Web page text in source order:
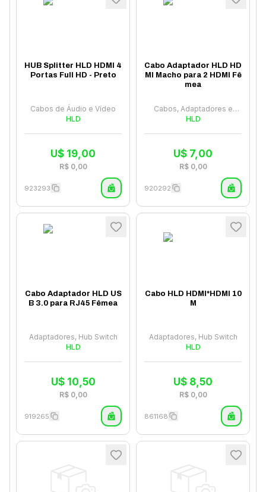
HUB Splitter HLD HDMI 4
Portas Full HD - Preto
Cabos de Áudio e Vídeo
HLD
U$ 19,00
R$ 0,00
923293
Cabo Adaptador HLD HD
MI Macho para 2 HDMI Fê
mea
Cabos, Adaptadores e
Hubs
HLD
U$ 7,00
R$ 0,00
920292
Cabo Adaptador HLD US
B 3.0 para RJ45 Fêmea
Adaptadores, Hub Switch
HLD
U$ 10,50
R$ 0,00
919265
Cabo HLD HDMI*HDMI 10
M
Adaptadores, Hub Switch
HLD
U$ 8,50
R$ 0,00
861168